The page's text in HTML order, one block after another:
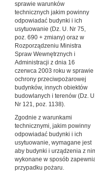
sprawie warunków
technicznych jakim powinny
odpowiadać budynki i ich
usytuowanie (Dz. U. Nr 75,
poz. 690 + zmiany) oraz w
Rozporządzeniu Ministra
Spraw Wewnętrznych i
Administracji z dnia 16
czerwca 2003 roku w sprawie
ochrony przeciwpożarowej
budynków, innych obiektów
budowlanych i terenów (Dz.
Nr 121, poz. 1138).
Zgodnie z warunkami
technicznymi, jakim powinny
odpowiadać budynki i ich
usytuowanie, wymagane jest
aby budynki i urządzenia z
wykonane w sposób
przypadku pożaru.